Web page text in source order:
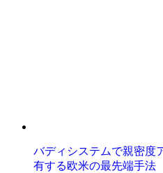
バディシステムで親密度
有する欧米の最先端手法